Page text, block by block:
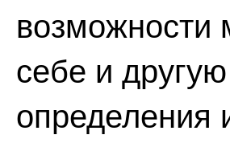
возможности
себе и
определения